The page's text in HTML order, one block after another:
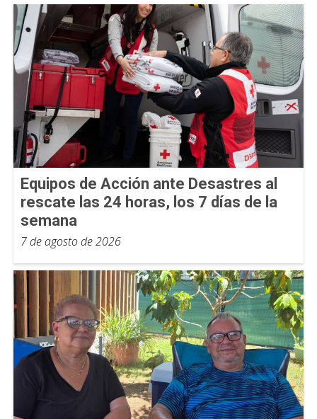
Equipos de Acción ante Desastres al
rescate las 24 horas, los 7 días de la
semana
7 de agosto de 2026